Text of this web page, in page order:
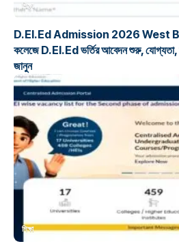
শিক্ষা
D.El.Ed Admission 2026 West
কলেজে D.El.Ed ভর্তির আবেদন শুরু, যোগ্যতা,
জানুন
শিক্ষা